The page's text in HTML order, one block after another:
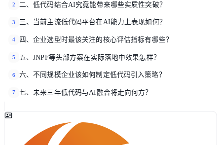
2 二、低代码结合AI究竟能带来哪些实质性突破？
3 三、当前主流低代码平台在AI能力上表现如何？
4 四、企业选型时最该关注的核心评估指标有哪些？
5 五、JNPF等头部方案在实际落地中效果怎样？
6 六、不同规模企业该如何制定低代码引入策略？
7 七、未来三年低代码与AI融合将走向何方？